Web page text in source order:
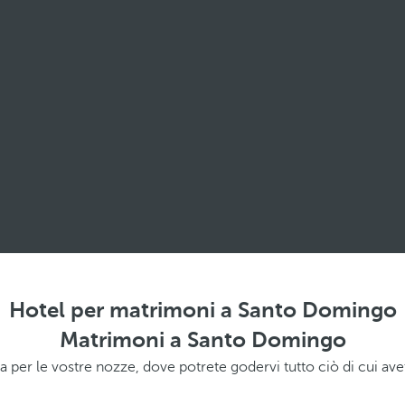
Hotel per matrimoni a Santo Domingo
Matrimoni a Santo Domingo
le vostre nozze, dove potrete godervi tutto ciò di cui